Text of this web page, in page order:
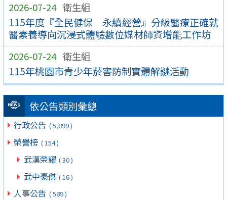
2026-07-24 衛生組
115年度『全民健保 永續經營』分級醫療正確就
醫素養導向沉浸式體驗數位媒材師資增能工作坊
2026-07-24 衛生組
115年桃園市青少年菸害防制實體解謎活動
依公告類別彙總
行政公告 ( 5,899 )
榮譽榜 ( 154 )
武漢榮耀 ( 30 )
武中豪傑 ( 16 )
人事公告 ( 589 )